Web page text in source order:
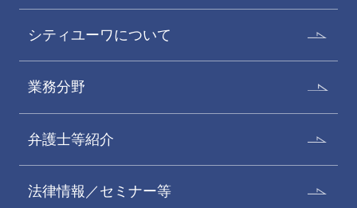
シティユーワについて
業務分野
弁護士等紹介
法律情報／セミナー等